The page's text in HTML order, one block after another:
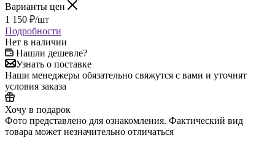
Варианты цен
1 150 ₽/шт
Подробности
Нет в наличии
Нашли дешевле?
Узнать о поставке
Наши менеджеры обязательно свяжутся с вами и уточнят
условия заказа
Хочу в подарок
Фото представлено для ознакомления. Фактический вид
товара может незначительно отличаться